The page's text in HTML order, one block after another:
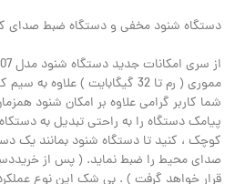
دستگاه شنود مخفی و دستگاه ضبط صدای
مموری ( رم تا 32 گیگابایت ) علاوه به سیم کارت میباشد..بطوریکه
شما کاربر گرامی علاوه بر امکان شنود
پیامک دستگاه را به راحتی تبدیل به
کوچک ، کنید تا دستگاه شنود بمانند یک
صدای محیط را ضبط نماید. ( پس از
قرار خواهد گرفت ) . بی شک این نوع